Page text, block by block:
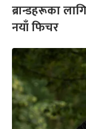
ब्रान्डहरूका
नयाँ फिचर